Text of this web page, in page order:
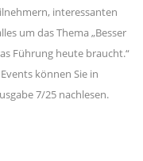
interessanten
um das Thema „Besser
Führung heute braucht.“
können Sie in
7/25 nachlesen.